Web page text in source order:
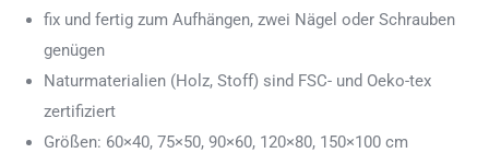
fix und fertig zum Aufhängen, zwei Nägel oder Schrauben
genügen
Naturmaterialien (Holz, Stoff) sind FSC- und Oeko-tex
zertifiziert
Größen: 60×40, 75×50, 90×60, 120×80, 150×100 cm